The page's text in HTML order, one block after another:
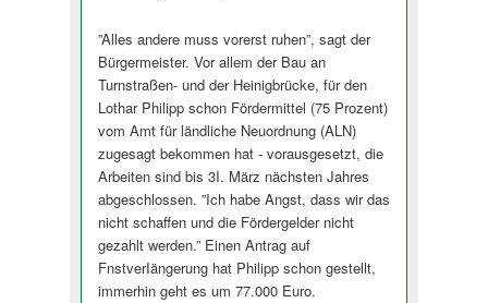
”Alles andere muss vorerst ruhen”, sagt der
Bürgermeister. Vor allem der Bau an
Turnstraßen- und der Heinigbrücke, für den
Lothar Philipp schon Fördermittel (75 Prozent)
vom Amt für ländliche Neuordnung (ALN)
zugesagt bekommen hat - vorausgesetzt, die
Arbeiten sind bis 3I. März nächsten Jahres
abgeschlossen. ”Ich habe Angst, dass wir das
nicht schaffen und die Fördergelder nicht
gezahlt werden.” Einen Antrag auf
FnstverIängerung hat Philipp schon gestellt,
immerhin geht es um 77.000 Euro.